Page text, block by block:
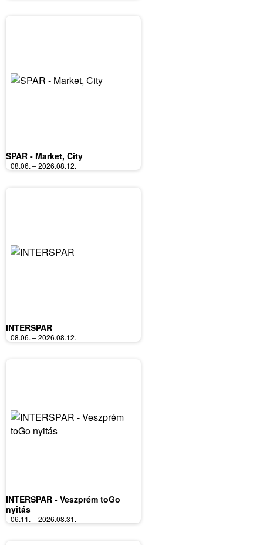
SPAR - Market, City
08.06. – 2026.08.12.
INTERSPAR
08.06. – 2026.08.12.
INTERSPAR - Veszprém toGo
nyitás
06.11. – 2026.08.31.